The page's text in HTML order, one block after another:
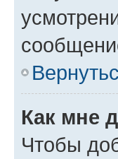
Как мне
Чтобы